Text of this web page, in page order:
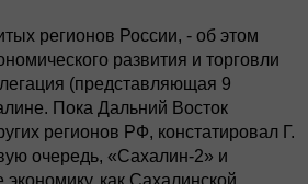
регионов России, - об этом
развития и торговли
(представляющая 9
Пока Дальний Восток
регионов РФ, констатировал Г.
очередь, «Сахалин-2» и
как Сахалинской